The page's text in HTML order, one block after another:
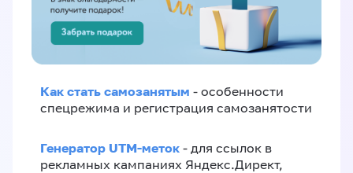
Как стать самозанятым - особенности
спецрежима и регистрация самозанятости
Генератор UTM-меток - для ссылок в
рекламных кампаниях Яндекс.Директ,